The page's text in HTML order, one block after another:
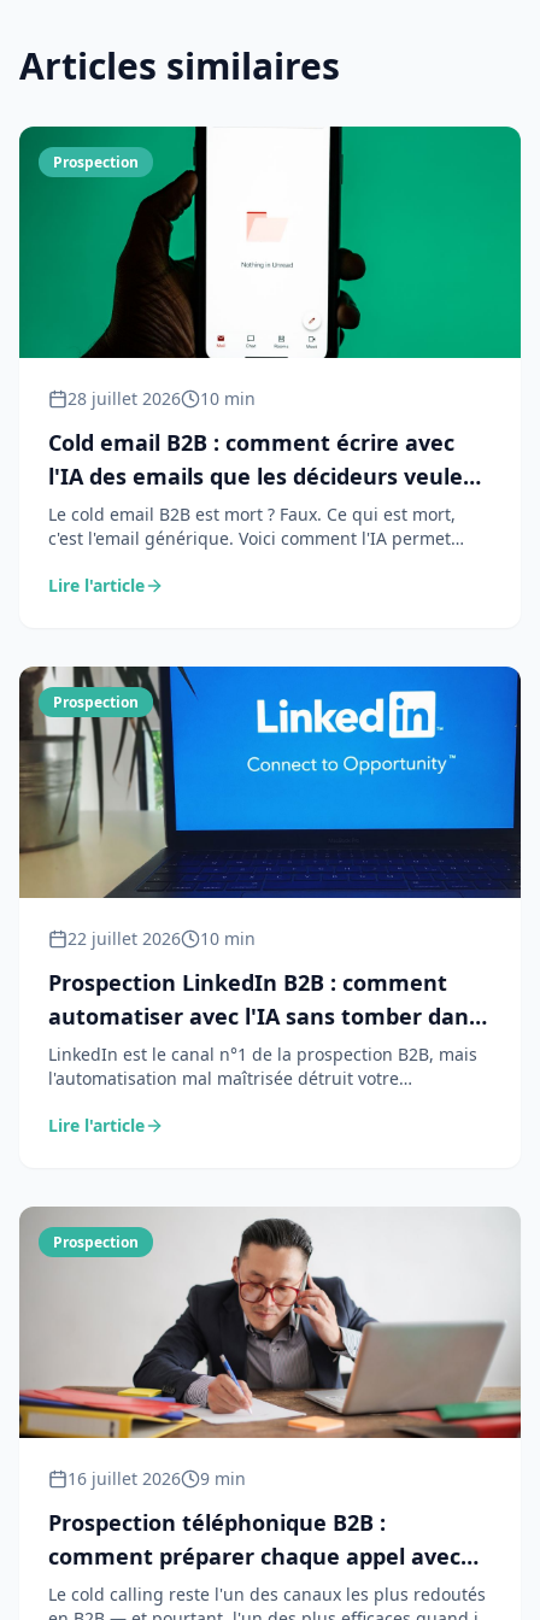
Articles similaires
Prospection
28 juillet 2026 10 min
Cold email B2B : comment écrire avec
l'IA des emails que les décideurs veulent
lire
Le cold email B2B est mort ? Faux. Ce qui est mort,
c'est l'email générique. Voici comment l'IA permet
pertinents qui génèrent des taux de réponse de 15 à
Lire l'article
Prospection
22 juillet 2026 10 min
Prospection LinkedIn B2B : comment
automatiser avec l'IA sans tomber dans
le spam
LinkedIn est le canal n°1 de la prospection B2B, mais
l'automatisation mal maîtrisée détruit votre
personnaliser à l'échelle sans sacrifier l'authenticité.
Lire l'article
Prospection
16 juillet 2026 9 min
Prospection téléphonique B2B :
comment préparer chaque appel avec
l'IA pour convertir plus
Le cold calling reste l'un des canaux les plus redoutés